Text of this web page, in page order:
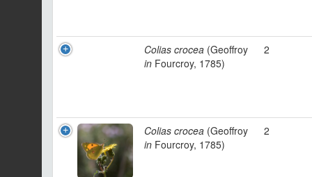
Colias crocea (Geoffroy
in Fourcroy, 1785)
2
Colias crocea (Geoffroy
in Fourcroy, 1785)
2